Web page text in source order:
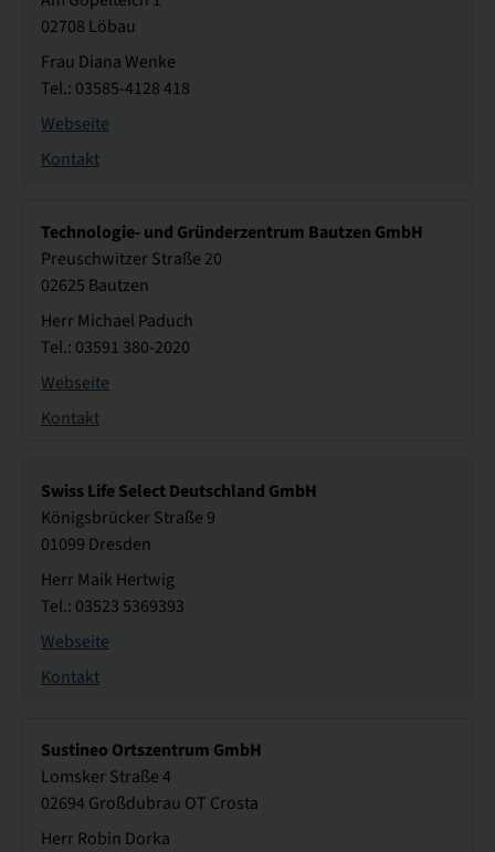
02708 Löbau
Frau Diana Wenke
Tel.: 03585-4128 418
Webseite
Kontakt
Technologie- und Gründerzentrum Bautzen GmbH
Preuschwitzer Straße 20
02625 Bautzen
Herr Michael Paduch
Tel.: 03591 380-2020
Webseite
Kontakt
Swiss Life Select Deutschland GmbH
Königsbrücker Straße 9
01099 Dresden
Herr Maik Hertwig
Tel.: 03523 5369393
Webseite
Kontakt
Sustineo Ortszentrum GmbH
Lomsker Straße 4
02694 Großdubrau OT Crosta
Herr Robin Dorka